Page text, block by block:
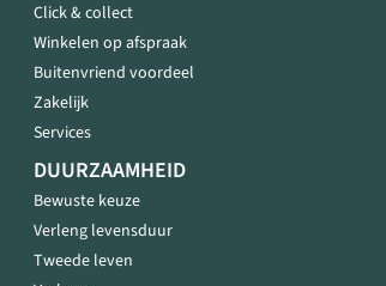
Click & collect
Winkelen op afspraak
Buitenvriend voordeel
Zakelijk
Services
DUURZAAMHEID
Bewuste keuze
Verleng levensduur
Tweede leven